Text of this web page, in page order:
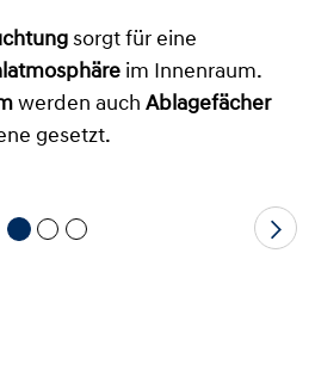
sorgt für eine
im Innenraum.
werden auch Ablagefächer
gesetzt.